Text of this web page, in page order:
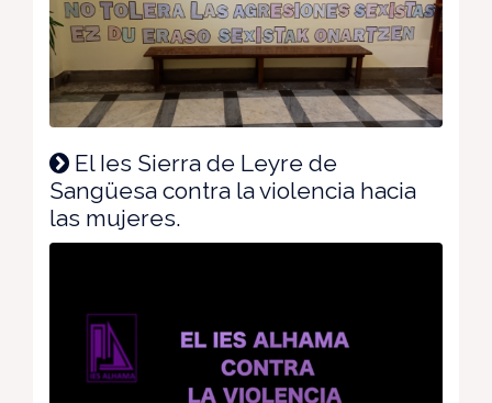
El Ies Sierra de Leyre de
Sangüesa contra la violencia hacia
las mujeres.